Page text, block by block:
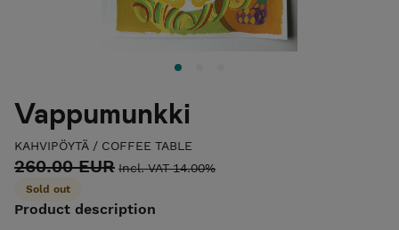
Vappumunkki
KAHVIPÖYTÄ / COFFEE TABLE
260.00 EUR Incl. VAT 14.00%
Sold out
Product description